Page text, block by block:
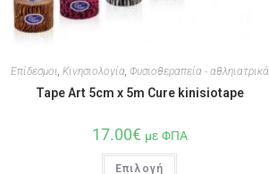
Επίδεσμοι, Κινησιολογία, Φυσιοθεραπεία - αθληιατρικά
Tape Art 5cm x 5m Cure kinisiotape
17.00€ με ΦΠΑ
Επιλογή